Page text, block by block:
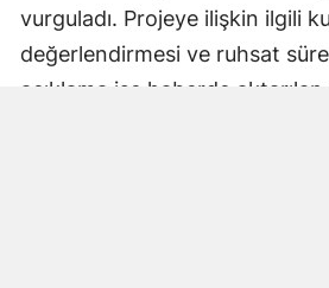
vurguladı. Projeye ilişkin ilgili
değerlendirmesi ve ruhsat
açıklama ise haberde